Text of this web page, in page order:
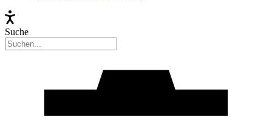
Suche